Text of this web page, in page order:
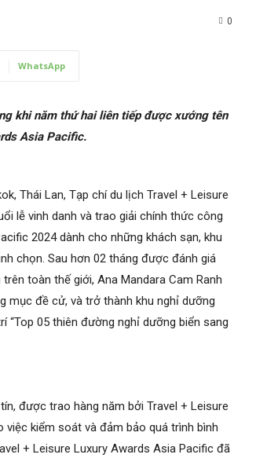
0
WhatsApp
khi năm thứ hai liên tiếp được xướng tên
Asia Pacific.
Thái Lan, Tạp chí du lịch Travel + Leisure
lễ vinh danh và trao giải chính thức công
2024 dành cho những khách sạn, khu
chọn. Sau hơn 02 tháng được đánh giá
toàn thế giới, Ana Mandara Cam Ranh
mục đề cử, và trở thành khu nghỉ dưỡng
“Top 05 thiên đường nghỉ dưỡng biển sang
được trao hàng năm bởi Travel + Leisure
kiểm soát và đảm bảo quá trình bình
+ Leisure Luxury Awards Asia Pacific đã